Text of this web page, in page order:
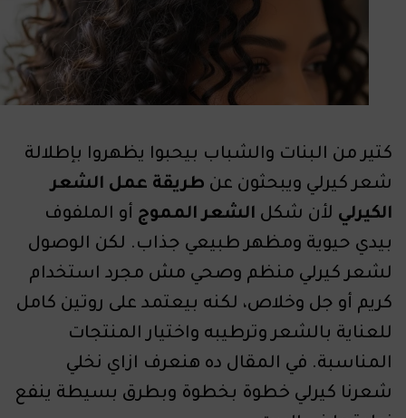
كتير من البنات والشباب بيحبوا يظهروا بإطلالة
شعر كيرلي ويبحثون عن طريقة عمل الشعر
الكيرلي لأن شكل الشعر المموج أو الملفوف
بيدي حيوية ومظهر طبيعي جذاب. لكن الوصول
لشعر كيرلي منظم وصحي مش مجرد استخدام
كريم أو جل وخلاص، لكنه بيعتمد على روتين كامل
للعناية بالشعر وترطيبه واختيار المنتجات
المناسبة. في المقال ده هنعرف ازاي نخلي
شعرنا كيرلي خطوة بخطوة وبطرق بسيطة ينفع